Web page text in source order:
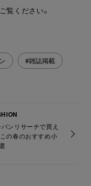
覧ください。
#雑誌掲載
ンリサーチで買え
の春のおすすめ小